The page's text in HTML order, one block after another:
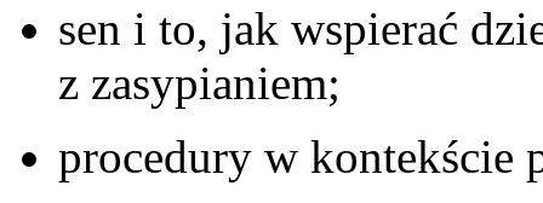
sen i to, jak wspierać
z zasypianiem;
procedury w kontekście